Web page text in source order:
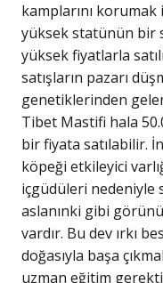
kamplarını korumak
yüksek statünün bir
yüksek fiyatlarla
satışların pazarı
genetiklerinden
Tibet Mastifi hala
bir fiyata satılabilir.
köpeği etkileyici
içgüdüleri nedeniyle
aslanınki gibi
vardır. Bu dev ırkı
doğasıyla başa
uzman eğitim